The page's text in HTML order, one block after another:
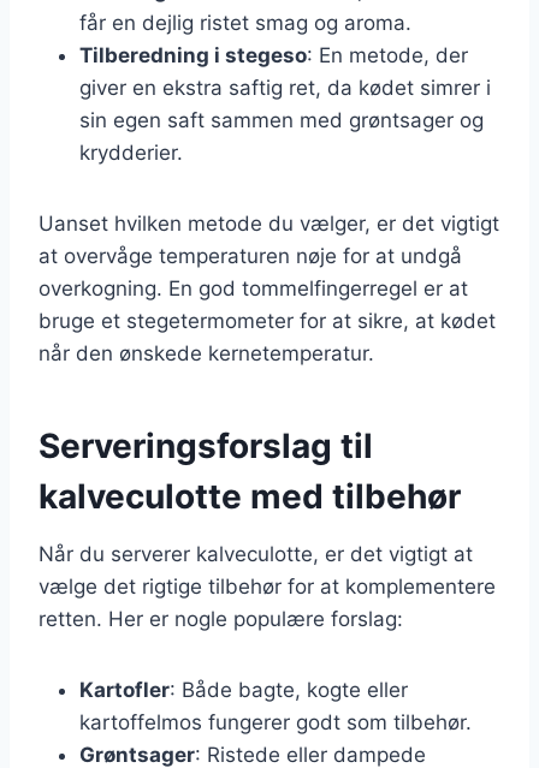
får en dejlig ristet smag og aroma.
Tilberedning i stegeso: En metode, der
giver en ekstra saftig ret, da kødet simrer i
sin egen saft sammen med grøntsager og
krydderier.
Uanset hvilken metode du vælger, er det vigtigt
at overvåge temperaturen nøje for at undgå
overkogning. En god tommelfingerregel er at
bruge et stegetermometer for at sikre, at kødet
når den ønskede kernetemperatur.
Serveringsforslag til
kalveculotte med tilbehør
Når du serverer kalveculotte, er det vigtigt at
vælge det rigtige tilbehør for at komplementere
retten. Her er nogle populære forslag:
Kartofler: Både bagte, kogte eller
kartoffelmos fungerer godt som tilbehør.
Grøntsager: Ristede eller dampede